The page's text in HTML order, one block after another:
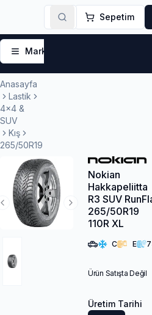
Sepetim
Markalar
Anasayfa
Lastik
4x4 &
SUV
Kış
265/50R19
Next Slide
Previous Slide
Nokian
Hakkapeliitta
R3 SUV
265/50R19
110R XL
C E
Ürün Satışta Değil
Üretim Tarihi